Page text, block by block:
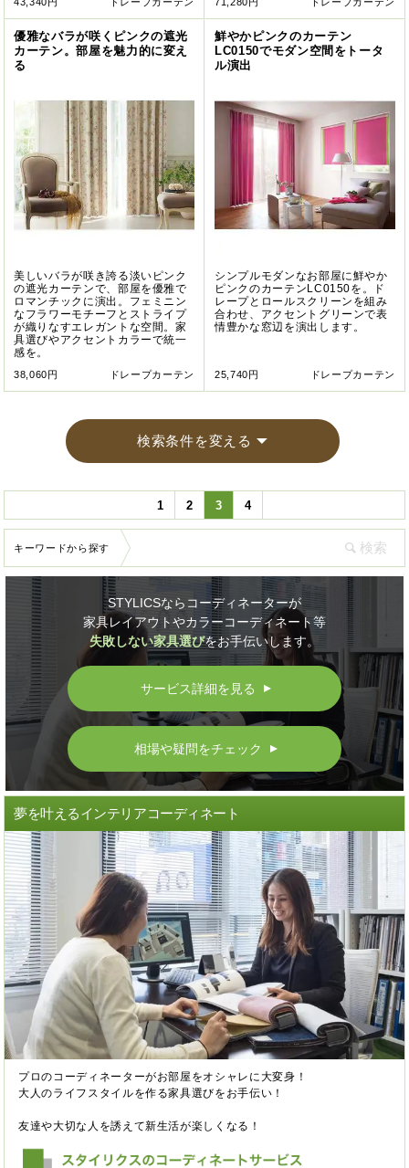
優雅なバラが咲くピンクの遮光
カーテン。部屋を魅力的に変え
る
美しいバラが咲き誇る淡いピンク
の遮光カーテンで、部屋を優雅で
ロマンチックに演出。フェミニン
なフラワーモチーフとストライプ
が織りなすエレガントな空間。家
具選びやアクセントカラーで統一
感を。
38,060円 ドレープカーテン
鮮やかピンクのカーテン
LC0150でモダン空間をトータ
ル演出
シンプルモダンなお部屋に鮮やか
ピンクのカーテンLC0150を。ド
レープとロールスクリーンを組み
合わせ、アクセントグリーンで表
情豊かな窓辺を演出します。
25,740円 ドレープカーテン
検索条件を変える
1 2 3 4
キーワードから探す
STYLICSならコーディネーターが
家具レイアウトやカラーコーディネート等
失敗しない家具選びをお手伝いします。
サービス詳細を見る ▲
相場や疑問をチェック ▲
夢を叶えるインテリアコーディネート
プロのコーディネーターがお部屋をオシャレに大変身！
大人のライフスタイルを作る家具選びをお手伝い！
友達や大切な人を誘えて新生活が楽しくなる！